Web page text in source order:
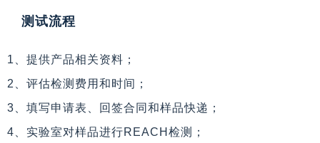
测试流程
1、提供产品相关资料；
2、评估检测费用和时间；
3、填写申请表、回签合同和样品快递；
4、实验室对样品进行REACH检测；